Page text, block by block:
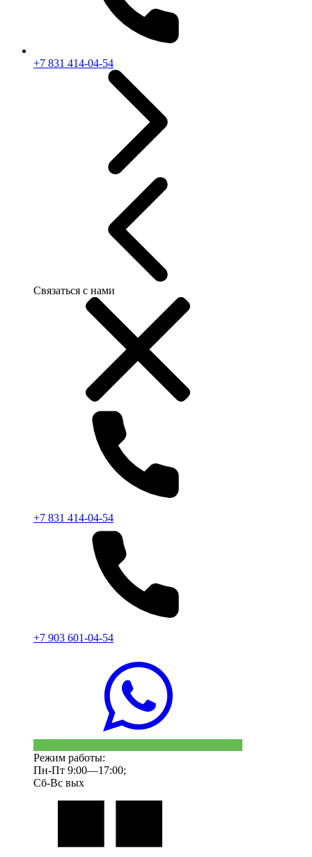
+7 831 414-04-54
Связаться с нами
+7 831 414-04-54
+7 903 601-04-54
Режим работы:
Пн-Пт 9:00—17:00;
Сб-Вс вых